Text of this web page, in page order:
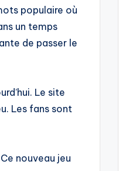
populaire où
un temps
de passer le
Le site
Les fans sont
nouveau jeu